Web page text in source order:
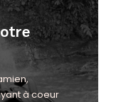
à coeur